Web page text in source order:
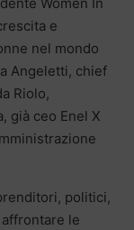
e
nel mondo
Angeletti, chief
Riolo,
già ceo Enel X
politici,
le